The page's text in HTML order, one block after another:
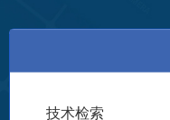
技术检索